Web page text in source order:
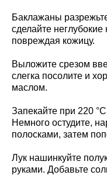
Баклажаны
сделайте
повреждая кожицу.
Выложите срезом
слегка посолите и
маслом.
Запекайте при 220
Немного остудите,
полосками, затем
Лук нашинкуйте
руками. Добавьте